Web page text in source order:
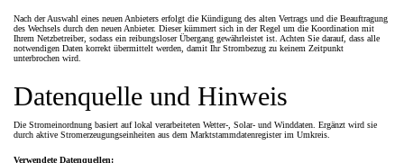
Nach der Auswahl eines neuen Anbieters erfolgt die Kündigung des alten Vertrags und die Beauftragung
des Wechsels durch den neuen Anbieter. Dieser kümmert sich in der Regel um die Koordination mit
Ihrem Netzbetreiber, sodass ein reibungsloser Übergang gewährleistet ist. Achten Sie darauf, dass alle
notwendigen Daten korrekt übermittelt werden, damit Ihr Strombezug zu keinem Zeitpunkt
unterbrochen wird.
Datenquelle und Hinweis
Die Stromeinordnung basiert auf lokal verarbeiteten Wetter-, Solar- und Winddaten. Ergänzt wird sie
durch aktive Stromerzeugungseinheiten aus dem Marktstammdatenregister im Umkreis.
Verwendete Datenquellen: